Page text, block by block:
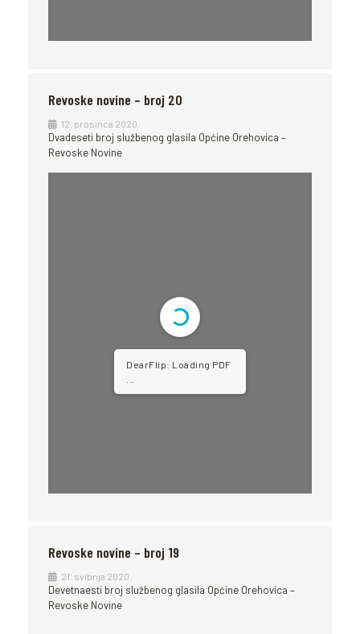
Revoske novine – broj 20
12. prosinca 2020.
Dvadeseti broj službenog glasila Općine Orehovica –
Revoske Novine
DearFlip: Loading PDF
Revoske novine – broj 19
21. svibnja 2020.
Devetnaesti broj službenog glasila Općine Orehovica –
Revoske Novine